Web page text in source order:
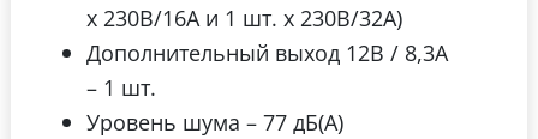
х 230В/16А и 1 шт. х 230В/32А)
Дополнительный выход 12В / 8,3А
– 1 шт.
Уровень шума – 77 дБ(А)